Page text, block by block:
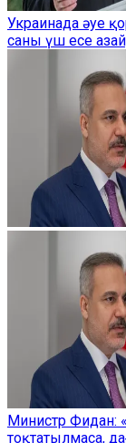
Украинада әуе
саны үш есе
Министр Фидан:
тоқтатылмаса,